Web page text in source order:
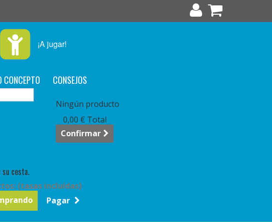
¡A jugar!
CONCEPTO CONSEJOS
Ningún producto
0,00 € Total
Confirmar
su cesta.
(tasas incluídas)
Pagar